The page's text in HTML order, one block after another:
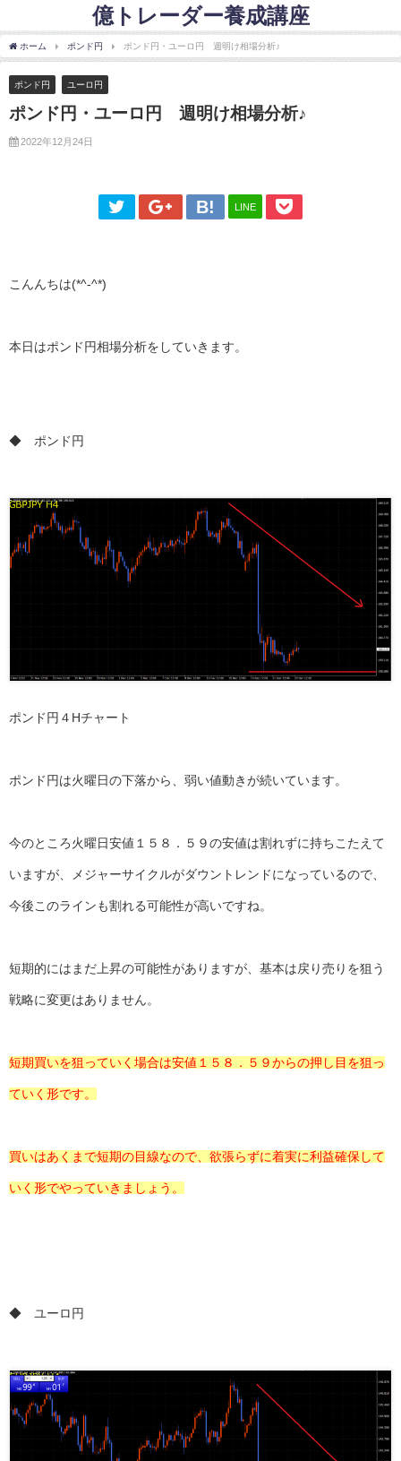
億トレーダー養成講座
ホーム ポンド円 ポンド円・ユーロ円 週明け相場分析♪
ポンド円 ユーロ円
ポンド円・ユーロ円 週明け相場分析♪
2022年12月24日
LINE
こんんちは(*^-^*)
本日はポンド円相場分析をしていきます。
◆ ポンド円
ポンド円４Hチャート
ポンド円は火曜日の下落から、弱い値動きが続いています。
今のところ火曜日安値１５８．５９の安値は割れずに持ちこたえて
いますが、メジャーサイクルがダウントレンドになっているので、
今後このラインも割れる可能性が高いですね。
短期的にはまだ上昇の可能性がありますが、基本は戻り売りを狙う
戦略に変更はありません。
短期買いを狙っていく場合は安値１５８．５９からの押し目を狙っ
ていく形です。
買いはあくまで短期の目線なので、欲張らずに着実に利益確保して
いく形でやっていきましょう。
◆ ユーロ円